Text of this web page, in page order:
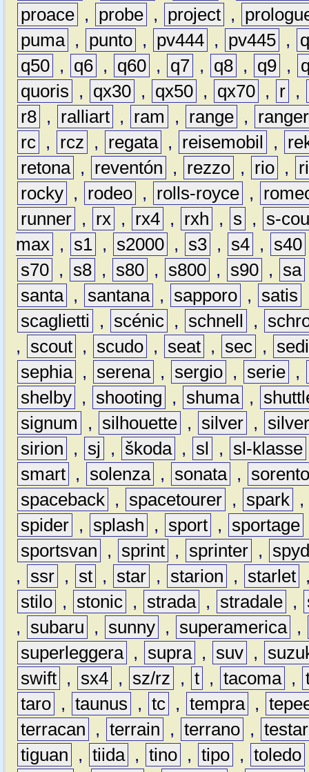
proace , probe , project ,
puma , punto , pv444 , pv445 ,
q50 , q6 , q60 , q7 , q8 , q9 ,
quoris
, qx30 , qx50 , qx70 , r ,
r8 , ralliart , ram , range ,
ranger
rc , rcz , regata , reisemobil ,
retona , reventón , rezzo , rio ,
rocky , rodeo , rolls-royce ,
runner , rx , rx4 , rxh , s ,
s-
max , s1 , s2000 , s3 , s4 , s40
s70 , s8 , s80 , s800 , s90 , sa
santa , santana , sapporo , satis
scaglietti
, scénic , schnell ,
,
scout , scudo , seat , sec ,
sephia , serena , sergio , serie ,
shelby , shooting , shuma ,
signum
, silhouette , silver ,
sirion
, sj , škoda , sl , sl-klasse
smart , solenza , sonata ,
spaceback , spacetourer , spark ,
spider , splash , sport , sportage
sportsvan
, sprint , sprinter ,
,
ssr , st , star , starion , starlet
stilo , stonic , strada , stradale ,
,
subaru , sunny , superamerica ,
superleggera , supra , suv ,
swift , sx4 , sz/rz , t , tacoma ,
taro , taunus , tc , tempra ,
terracan
, terrain , terrano ,
tiguan
, tiida , tino , tipo , toledo